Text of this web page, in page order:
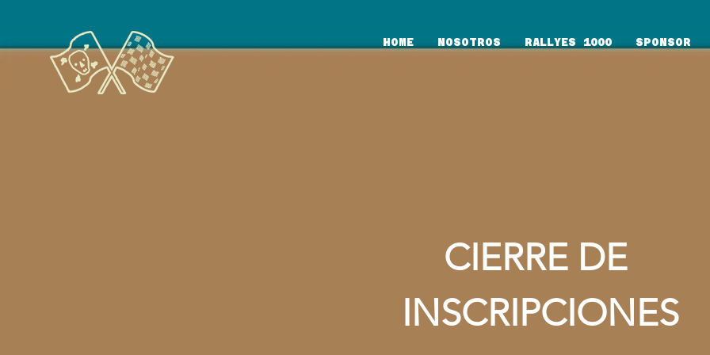
HOME NOSOTROS RALLYES 1000 SPONSOR
CIERRE DE
INSCRIPCIONES